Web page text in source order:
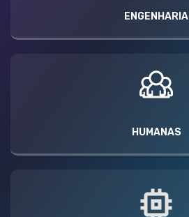
ENGENHARIA
HUMANAS